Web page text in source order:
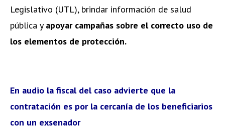
Legislativo (UTL), brindar información de salud
pública y apoyar campañas sobre el correcto uso de
los elementos de protección.
En audio la fiscal del caso advierte que la
contratación es por la cercanía de los beneficiarios
con un exsenador